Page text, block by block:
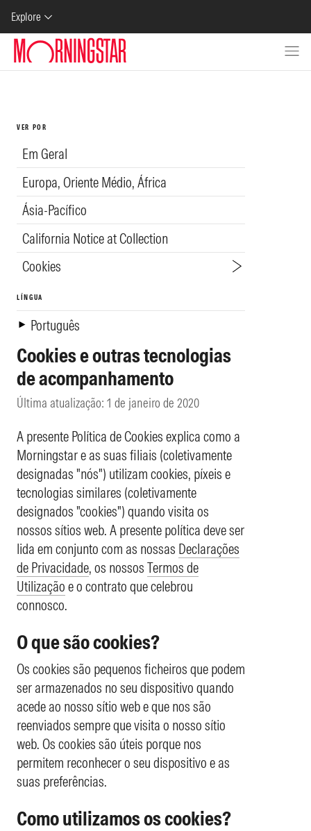
Explore
VER POR
Em Geral
Europa, Oriente Médio, África
Ásia-Pacífico
California Notice at Collection
Cookies
LÍNGUA
Português
Cookies e outras tecnologias
de acompanhamento
Última atualização: 1 de janeiro de 2020
A presente Política de Cookies explica como a
Morningstar e as suas filiais (coletivamente
designadas "nós") utilizam cookies, píxeis e
tecnologias similares (coletivamente
designados "cookies") quando visita os
nossos sítios web. A presente política deve ser
lida em conjunto com as nossas Declarações
de Privacidade, os nossos Termos de
Utilização e o contrato que celebrou
connosco.
O que são cookies?
Os cookies são pequenos ficheiros que podem
ser armazenados no seu dispositivo quando
acede ao nosso sítio web e que nos são
reenviados sempre que visita o nosso sítio
web. Os cookies são úteis porque nos
permitem reconhecer o seu dispositivo e as
suas preferências.
Como utilizamos os cookies?